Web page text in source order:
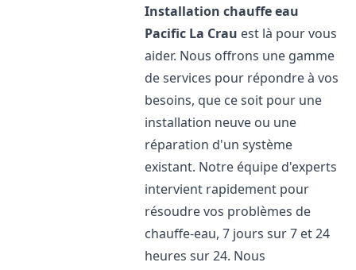
Installation chauffe eau
Pacific La Crau est là pour vous
aider. Nous offrons une gamme
de services pour répondre à vos
besoins, que ce soit pour une
installation neuve ou une
réparation d'un système
existant. Notre équipe d'experts
intervient rapidement pour
résoudre vos problèmes de
chauffe-eau, 7 jours sur 7 et 24
heures sur 24. Nous